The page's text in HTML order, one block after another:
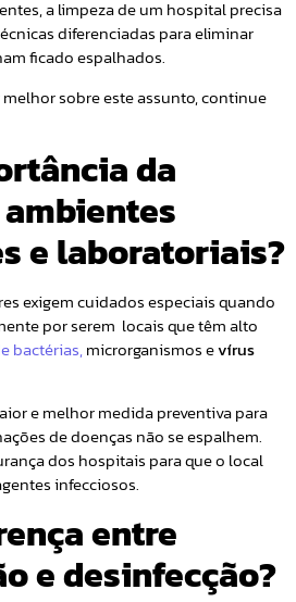
a limpeza de um hospital precisa
diferenciadas para eliminar
ficado espalhados.
melhor sobre este assunto, continue
da
e laboratoriais?
exigem cuidados especiais quando
por serem locais que têm alto
bactérias,microrganismos evírus
e melhor medida preventiva para
de doenças não se espalhem.
dos hospitais para que o local
infecciosos.
entre
e desinfecção?